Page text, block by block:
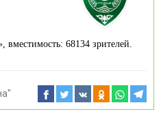
вместимость: 68134 зрителей.